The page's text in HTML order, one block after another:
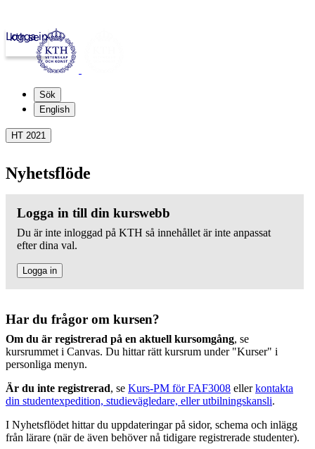
kth.se
Logga in
Sök
English
HT 2021
Nyhetsflöde
Logga in till din kurswebb
Du är inte inloggad på KTH så innehållet är inte anpassat
efter dina val.
Logga in
Har du frågor om kursen?
Om du är registrerad på en aktuell kursomgång, se
kursrummet i Canvas. Du hittar rätt kursrum under "Kurser" i
personliga menyn.
Är du inte registrerad, se Kurs-PM för FAF3008 ellerkontakta
din studentexpedition, studievägledare, eller utbilningskansli.
I Nyhetsflödet hittar du uppdateringar på sidor, schema och inlägg
från lärare (när de även behöver nå tidigare registrerade studenter).